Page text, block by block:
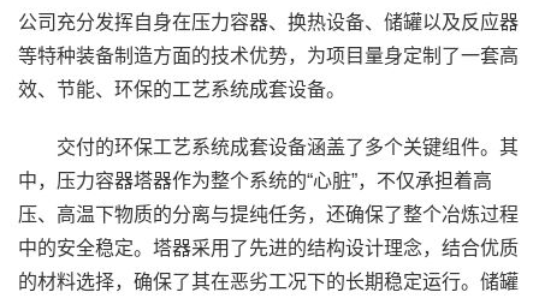
公司充分发挥自身在压力容器、换热设备、储罐以及反应器
等特种装备制造方面的技术优势，为项目量身定制了一套高
效、节能、环保的工艺系统成套设备。
交付的环保工艺系统成套设备涵盖了多个关键组件。其
中，压力容器塔器作为整个系统的“心脏”，不仅承担着高
压、高温下物质的分离与提纯任务，还确保了整个冶炼过程
中的安全稳定。塔器采用了先进的结构设计理念，结合优质
的材料选择，确保了其在恶劣工况下的长期稳定运行。储罐